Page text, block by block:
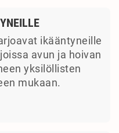
ikääntyneille
avun ja hoivan
yksilöllisten
mukaan.